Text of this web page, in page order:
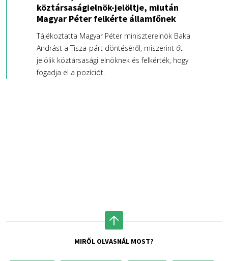
köztársaságielnök-jelöltje, miután
Magyar Péter felkérte államfőnek
Tájékoztatta Magyar Péter miniszterelnök Baka
Andrást a Tisza-párt döntéséről, miszerint őt
jelölik köztársasági elnöknek és felkérték, hogy
fogadja el a pozíciót.
MIRŐL OLVASNÁL MOST?